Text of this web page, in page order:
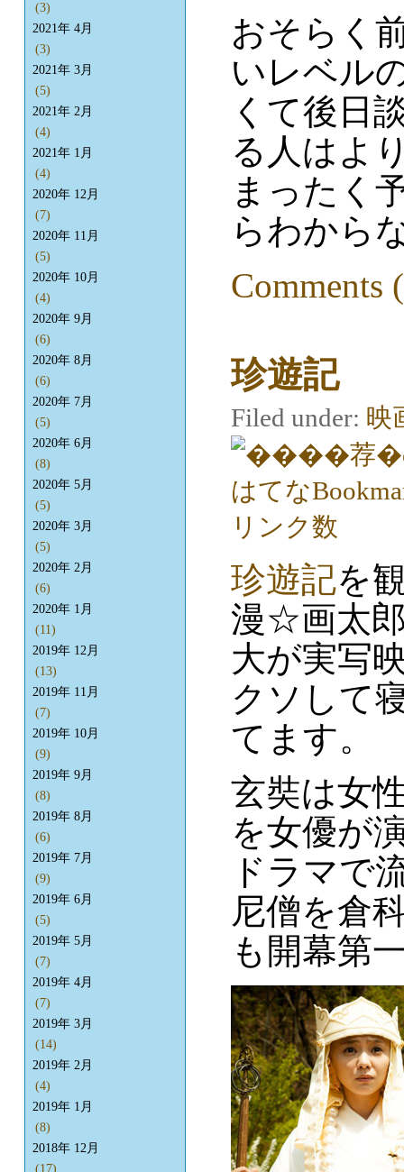
おそらく
いレベル
くて後日
る人はよ
まったく
らわから
Comments
珍遊記
Filed under: 映
珍遊記を
漫☆画太
大が実写
クソして
てます。
玄奘は女
を女優が
ドラマで
尼僧を倉
も開幕第
(3)
2021年 4月
(3)
2021年 3月
(5)
2021年 2月
(4)
2021年 1月
(4)
2020年 12月
(7)
2020年 11月
(5)
2020年 10月
(4)
2020年 9月
(6)
2020年 8月
(6)
2020年 7月
(5)
2020年 6月
(8)
2020年 5月
(5)
2020年 3月
(5)
2020年 2月
(6)
2020年 1月
(11)
2019年 12月
(13)
2019年 11月
(7)
2019年 10月
(9)
2019年 9月
(8)
2019年 8月
(6)
2019年 7月
(9)
2019年 6月
(5)
2019年 5月
(7)
2019年 4月
(7)
2019年 3月
(14)
2019年 2月
(4)
2019年 1月
(8)
2018年 12月
(17)